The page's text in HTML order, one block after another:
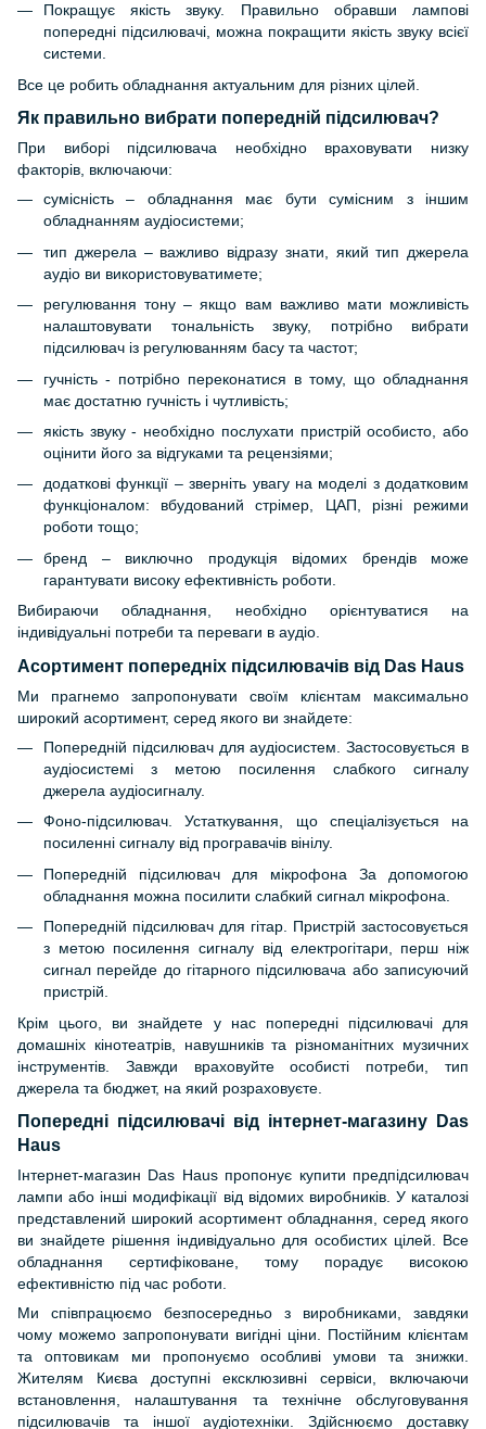
Покращує якість звуку. Правильно обравши лампові
попередні підсилювачі, можна покращити якість звуку всієї
системи.
Все це робить обладнання актуальним для різних цілей.
Як правильно вибрати попередній підсилювач?
При виборі підсилювача необхідно враховувати низку
факторів, включаючи:
сумісність – обладнання має бути сумісним з іншим
обладнанням аудіосистеми;
тип джерела – важливо відразу знати, який тип джерела
аудіо ви використовуватимете;
регулювання тону – якщо вам важливо мати можливість
налаштовувати тональність звуку, потрібно вибрати
підсилювач із регулюванням басу та частот;
гучність - потрібно переконатися в тому, що обладнання
має достатню гучність і чутливість;
якість звуку - необхідно послухати пристрій особисто, або
оцінити його за відгуками та рецензіями;
додаткові функції – зверніть увагу на моделі з додатковим
функціоналом: вбудований стрімер, ЦАП, різні режими
роботи тощо;
бренд – виключно продукція відомих брендів може
гарантувати високу ефективність роботи.
Вибираючи обладнання, необхідно орієнтуватися на
індивідуальні потреби та переваги в аудіо.
Асортимент попередніх підсилювачів від Das Haus
Ми прагнемо запропонувати своїм клієнтам максимально
широкий асортимент, серед якого ви знайдете:
Попередній підсилювач для аудіосистем. Застосовується в
аудіосистемі з метою посилення слабкого сигналу
джерела аудіосигналу.
Фоно-підсилювач. Устаткування, що спеціалізується на
посиленні сигналу від програвачів вінілу.
Попередній підсилювач для мікрофона За допомогою
обладнання можна посилити слабкий сигнал мікрофона.
Попередній підсилювач для гітар. Пристрій застосовується
з метою посилення сигналу від електрогітари, перш ніж
сигнал перейде до гітарного підсилювача або записуючий
пристрій.
Крім цього, ви знайдете у нас попередні підсилювачі для
домашніх кінотеатрів, навушників та різноманітних музичних
інструментів. Завжди враховуйте особисті потреби, тип
джерела та бюджет, на який розраховуєте.
Попередні підсилювачі від інтернет-магазину Das
Haus
Інтернет-магазин Das Haus пропонує купити предпідсилювач
лампи або інші модифікації від відомих виробників. У каталозі
представлений широкий асортимент обладнання, серед якого
ви знайдете рішення індивідуально для особистих цілей. Все
обладнання сертифіковане, тому порадує високою
ефективністю під час роботи.
Ми співпрацюємо безпосередньо з виробниками, завдяки
чому можемо запропонувати вигідні ціни. Постійним клієнтам
та оптовикам ми пропонуємо особливі умови та знижки.
Жителям Києва доступні ексклюзивні сервіси, включаючи
встановлення, налаштування та технічне обслуговування
підсилювачів та іншої аудіотехніки. Здійснюємо доставку